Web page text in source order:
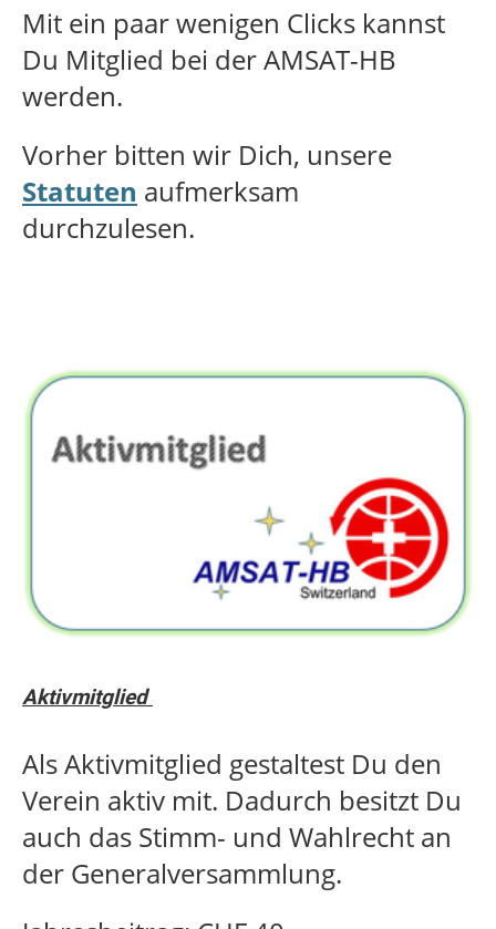
Mit ein paar wenigen Clicks kannst
Du Mitglied bei der AMSAT-HB
werden.
Vorher bitten wir Dich, unsere
Statuten aufmerksam
durchzulesen.
Aktivmitglied
Als Aktivmitglied gestaltest Du den
Verein aktiv mit. Dadurch besitzt Du
auch das Stimm- und Wahlrecht an
der Generalversammlung.